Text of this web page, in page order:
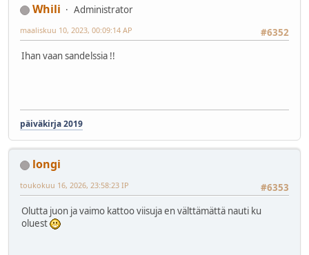
Whili
Administrator
#6352
maaliskuu 10, 2023, 00:09:14 AP
Ihan vaan sandelssia !!
päiväkirja 2019
longi
#6353
toukokuu 16, 2026, 23:58:23 IP
Olutta juon ja vaimo kattoo viisuja en välttämättä nauti ku
oluest